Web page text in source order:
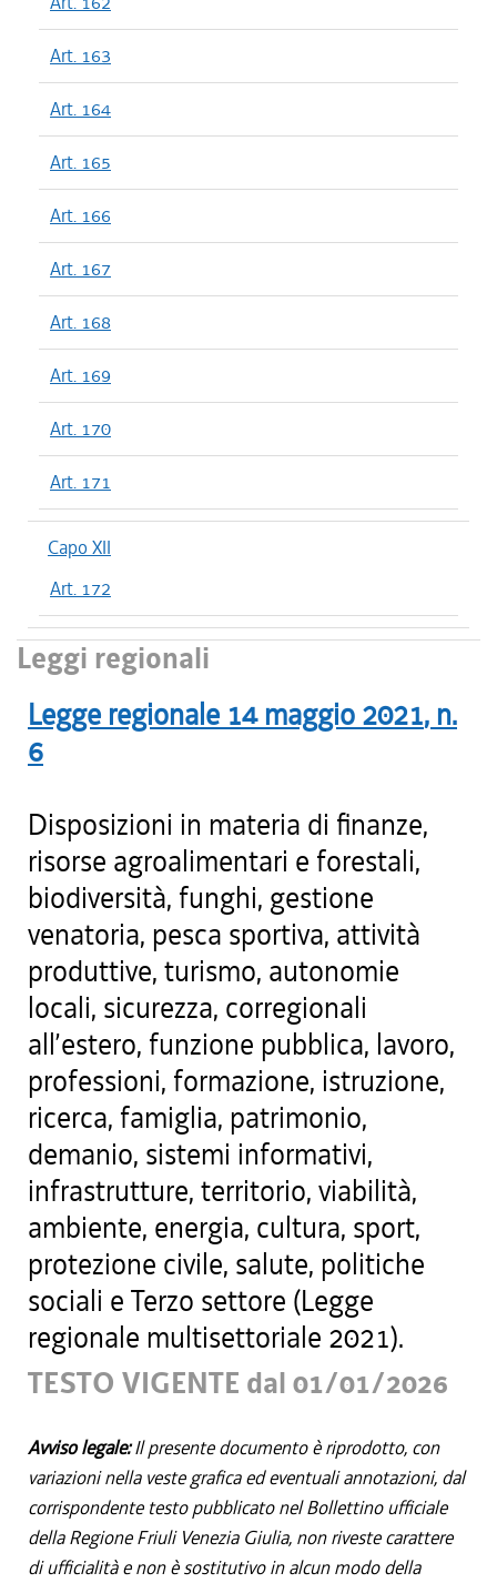
Art. 163
Art. 164
Art. 165
Art. 166
Art. 167
Art. 168
Art. 169
Art. 170
Art. 171
Capo XII
Art. 172
Leggi regionali
Legge regionale 14 maggio 2021, n.
6
Disposizioni in materia di finanze,
risorse agroalimentari e forestali,
biodiversità, funghi, gestione
venatoria, pesca sportiva, attività
produttive, turismo, autonomie
locali, sicurezza, corregionali
all’estero, funzione pubblica, lavoro,
professioni, formazione, istruzione,
ricerca, famiglia, patrimonio,
demanio, sistemi informativi,
infrastrutture, territorio, viabilità,
ambiente, energia, cultura, sport,
protezione civile, salute, politiche
sociali e Terzo settore (Legge
regionale multisettoriale 2021).
TESTO VIGENTE dal 01/01/2026
Avviso legale:Il presente documento è riprodotto, con
variazioni nella veste grafica ed eventuali annotazioni, dal
corrispondente testo pubblicato nel Bollettino ufficiale
della Regione Friuli Venezia Giulia, non riveste carattere
di ufficialità e non è sostitutivo in alcun modo della